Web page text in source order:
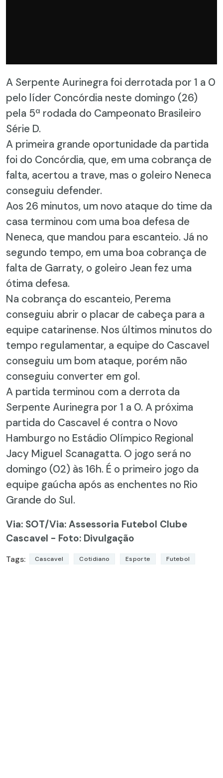
A Serpente Aurinegra foi derrotada por 1 a 0
pelo líder Concórdia neste domingo (26)
pela 5ª rodada do Campeonato Brasileiro
Série D.
A primeira grande oportunidade da partida
foi do Concórdia, que, em uma cobrança de
falta, acertou a trave, mas o goleiro Neneca
conseguiu defender.
Aos 26 minutos, um novo ataque do time da
casa terminou com uma boa defesa de
Neneca, que mandou para escanteio. Já no
segundo tempo, em uma boa cobrança de
falta de Garraty, o goleiro Jean fez uma
ótima defesa.
Na cobrança do escanteio, Perema
conseguiu abrir o placar de cabeça para a
equipe catarinense. Nos últimos minutos do
tempo regulamentar, a equipe do Cascavel
conseguiu um bom ataque, porém não
conseguiu converter em gol.
A partida terminou com a derrota da
Serpente Aurinegra por 1 a 0. A próxima
partida do Cascavel é contra o Novo
Hamburgo no Estádio Olímpico Regional
Jacy Miguel Scanagatta. O jogo será no
domingo (02) às 16h. É o primeiro jogo da
equipe gaúcha após as enchentes no Rio
Grande do Sul.
Via: SOT/Via: Assessoria Futebol Clube
Cascavel - Foto: Divulgação
Tags: Cascavel Cotidiano Esporte Futebol